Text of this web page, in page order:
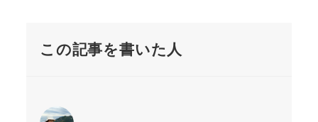
この記事を書いた人